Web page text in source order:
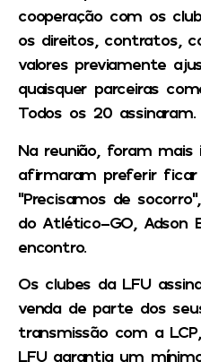
cooperação com os
os direitos, contratos,
valores previamente
quaisquer parceiras
Todos os 20 assinaram.
Na reunião, foram mais
afirmaram preferir ficar
“Precisamos de
do Atlético-GO, Adson
encontro.
Os clubes da LFU
venda de parte dos
transmissão com a
LFU garantia um